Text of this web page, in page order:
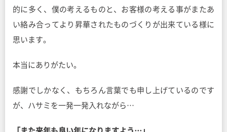
的に多く、僕の考えるものと、お客様の考える事がまたあ
い絡み合ってより昇華されたものづくりが出来ている様に
思います。
本当にありがたい。
感謝でしかなく、もちろん言葉でも申し上げているのです
が、ハサミを一発一発入れながら…